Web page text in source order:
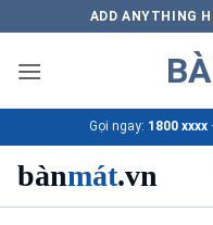
qua
nội
ADD ANYTHING
Gọi ngay: 1800 xxxx
bànmát.vn